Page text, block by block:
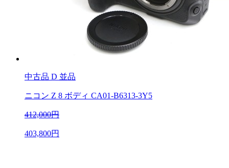
中古品 D 並品
ニコン Z 8 ボディ CA01-B6313-3Y5
412,000円
403,800円